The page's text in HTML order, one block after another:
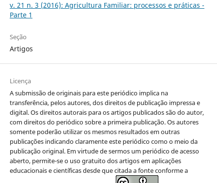
v. 21 n. 3 (2016): Agricultura Familiar: processos e práticas -
Parte 1
Seção
Artigos
Licença
A submissão de originais para este periódico implica na
transferência, pelos autores, dos direitos de publicação impressa e
digital. Os direitos autorais para os artigos publicados são do autor,
com direitos do periódico sobre a primeira publicação. Os autores
somente poderão utilizar os mesmos resultados em outras
publicações indicando claramente este periódico como o meio da
publicação original. Em virtude de sermos um periódico de acesso
aberto, permite-se o uso gratuito dos artigos em aplicações
educacionais e científicas desde que citada a fonte conforme a